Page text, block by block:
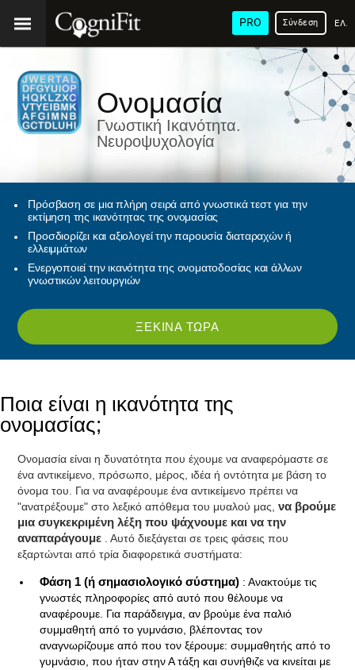
PRO Σύνδεση
Ονομασία
Γνωστική Ικανότητα.
Νευροψυχολογία
Πρόσβαση σε μια πλήρη σειρά από γνωστικά τεστ για την
εκτίμηση της ικανότητας της ονομασίας
Προσδιορίζει και αξιολογεί την παρουσία διαταραχών ή
ελλειμμάτων
Ενεργοποιεί την ικανότητα της ονοματοδοσίας και άλλων
γνωστικών λειτουργιών
ΞΕΚΊΝΑ ΤΏΡΑ
Ποια είναι η ικανότητα της
ονομασίας;
Ονομασία είναι η δυνατότητα που έχουμε να αναφερόμαστε σε
ένα αντικείμενο, πρόσωπο, μέρος, ιδέα ή οντότητα με βάση το
όνομα του. Για να αναφέρουμε ένα αντικείμενο πρέπει να
"ανατρέξουμε" στο λεξικό απόθεμα του μυαλού μας,να βρούμε
μια συγκεκριμένη λέξη που ψάχνουμε και να την
αναπαράγουμε
. Αυτό διεξάγεται σε τρεις φάσεις που
εξαρτώνται από τρία διαφορετικά συστήματα:
Φάση 1 (ή σημασιολογικό σύστημα) : Ανακτούμε τις
γνωστές πληροφορίες από αυτό που θέλουμε να
αναφέρουμε. Για παράδειγμα, αν βρούμε ένα παλιό
συμμαθητή από το γυμνάσιο, βλέποντας τον
αναγνωρίζουμε από που τον ξέρουμε: συμμαθητής από το
γυμνάσιο, που ήταν στην Α τάξη και συνήθιζε να κινείται με